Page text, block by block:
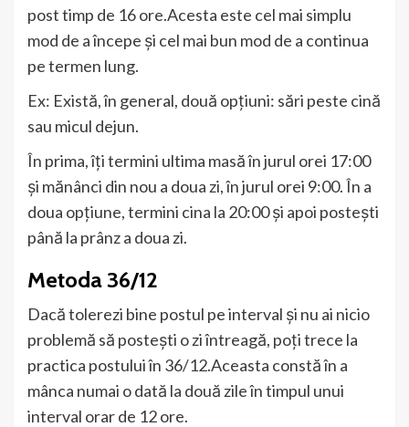
post timp de 16 ore.Acesta este cel mai simplu
mod de a începe și cel mai bun mod de a continua
pe termen lung.
Ex: Există, în general, două opțiuni: sări peste cină
sau micul dejun.
În prima, îți termini ultima masă în jurul orei 17:00
și mănânci din nou a doua zi, în jurul orei 9:00. În a
doua opțiune, termini cina la 20:00 și apoi postești
până la prânz a doua zi.
Metoda 36/12
Dacă tolerezi bine postul pe interval și nu ai nicio
problemă să postești o zi întreagă, poți trece la
practica postului în 36/12.Aceasta constă în a
mânca numai o dată la două zile în timpul unui
interval orar de 12 ore.